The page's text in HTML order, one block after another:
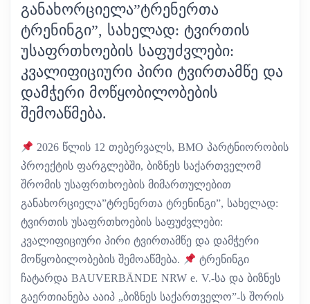
ᲒᲐᲜᲐᲮᲝᲠᲪᲘᲔᲚᲐ”ᲢᲠᲔᲜᲔᲠᲗᲐ
ᲢᲠᲔᲜᲘᲜᲒᲘ”, ᲡᲐᲮᲔᲚᲐᲓ: ᲢᲕᲘᲠᲗᲘᲡ
ᲣᲡᲐᲤᲠᲗᲮᲝᲔᲑᲘᲡ ᲡᲐᲤᲣᲫᲕᲚᲔᲑᲘ:
ᲙᲕᲐᲚᲘᲤᲘᲪᲘᲣᲠᲘ ᲞᲘᲠᲘ ᲢᲕᲘᲠᲗᲐᲛᲬᲔ ᲓᲐ
ᲓᲐᲛᲭᲔᲠᲘ ᲛᲝᲬᲧᲝᲑᲘᲚᲝᲑᲔᲑᲘᲡ
ᲨᲔᲛᲝᲐᲬᲛᲔᲑᲐ.
2026 წლის 12 თებერვალს, BMO პარტნიორობის
პროექტის ფარგლებში, ბიზნეს საქართველომ
შრომის უსაფრთხოების მიმართულებით
განახორციელა”ტრენერთა ტრენინგი”, სახელად:
ტვირთის უსაფრთხოების საფუძვლები:
კვალიფიციური პირი ტვირთამწე და დამჭერი
მოწყობილობების შემოაწმება.
ტრენინგი
ჩატარდა BAUVERBÄNDE NRW e. V.-სა და ბიზნეს
გაერთიანება ააიპ „ბიზნეს საქართველო”-ს შორის